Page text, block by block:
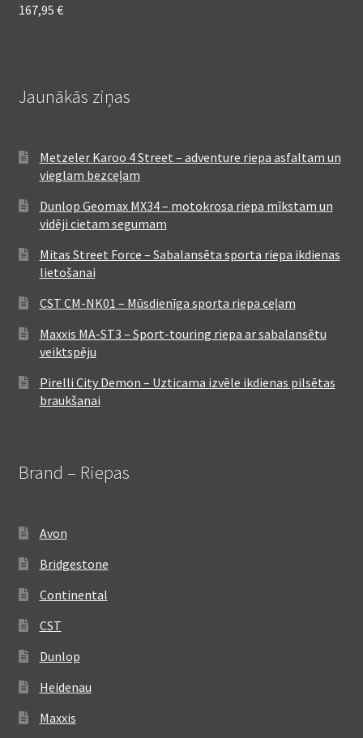
167,95 €
Jaunākās ziņas
Metzeler Karoo 4 Street – adventure riepa asfaltam un
vieglam bezceļam
Dunlop Geomax MX34 – motokrosa riepa mīkstam un
vidēji cietam segumam
Mitas Street Force – Sabalansēta sporta riepa ikdienas
lietošanai
CST CM-NK01 – Mūsdienīga sporta riepa ceļam
Maxxis MA-ST3 – Sport-touring riepa ar sabalansētu
veiktspēju
Pirelli City Demon – Uzticama izvēle ikdienas pilsētas
braukšanai
Brand – Riepas
Avon
Bridgestone
Continental
CST
Dunlop
Heidenau
Maxxis